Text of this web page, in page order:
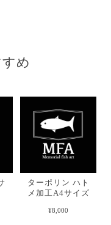
め
ターポリン ハト
メ加工A4サイズ
¥8,000